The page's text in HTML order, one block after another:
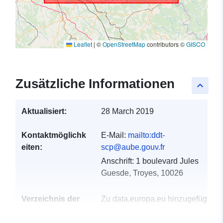
Leaflet | ©OpenStreetMapcontributors ©GISCO
keyboard_arrow_up
Zusätzliche Informationen
Aktualisiert: 28 March 2019
Kontaktmöglichk
eiten:
E-Mail: mailto:ddt-
scp@aube.gouv.fr
Anschrift: 1 boulevard Jules
Guesde, Troyes, 10026
Verzeichnis der
Zu data.europa.eu hinzugefügt: